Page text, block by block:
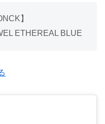
】
ETHEREAL BLUE